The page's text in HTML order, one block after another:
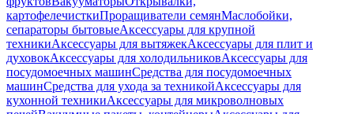
картофелечисткиПроращиватели семянМаслобойки,
сепараторы бытовыеАксессуары для крупной
техникиАксессуары для вытяжекАксессуары для плит и
духовокАксессуары для холодильниковАксессуары для
посудомоечных машинСредства для посудомоечных
машинСредства для ухода за техникойАксессуары для
кухонной техникиАксессуары для микроволновых